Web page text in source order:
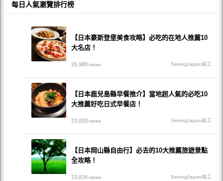
每日人氣瀏覽排行榜
【日本豪斯登堡美食攻略】必吃的在地人推薦10
大名店！
26,988views SeeingJapan員工
【日本鹿兒島縣早餐推介】當地超人氣的必吃10
大推薦好吃日式早餐店！
23,833views SeeingJapan員工
【日本岡山縣自由行】必去的10大推薦旅遊景點
全攻略！
23,834views SeeingJapan員工